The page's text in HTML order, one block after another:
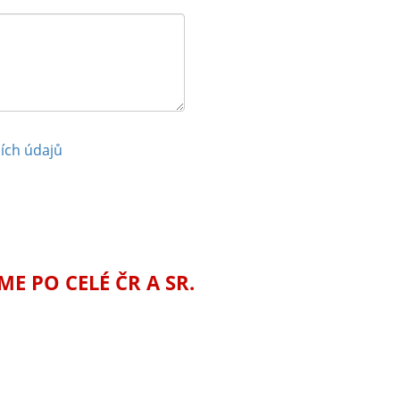
údajů
PO CELÉ ČR A SR.